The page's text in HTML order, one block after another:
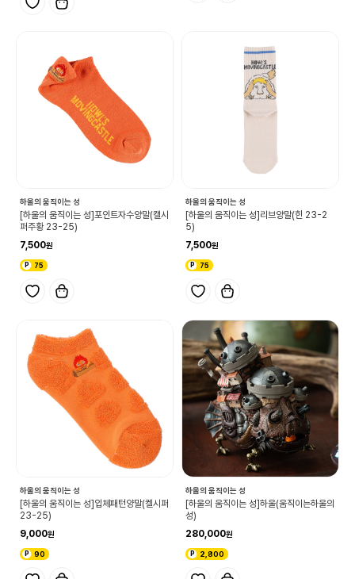
하울의 움직이는 성
[하울의 움직이는 성]포인트자수양말(캘시
퍼주황 23-25)
7,500
75
하울의 움직이는 성
[하울의 움직이는 성]리브양말(힌 23-2
5)
7,500
75
하울의 움직이는 성
[하울의 움직이는 성]입체패턴양말(켈시퍼
23-25)
9,000
90
하울의 움직이는 성
[하울의 움직이는 성]하울(움직이는하울의
성)
280,000
2,800